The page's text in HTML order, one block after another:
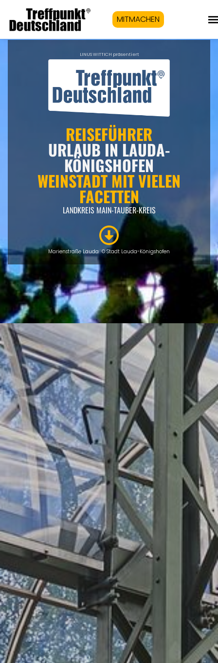
MITMACHEN
LINUS WITTICH präsentiert
REISEFÜHRER
URLAUB IN LAUDA-
KÖNIGSHOFEN
WEINSTADT MIT VIELEN
FACETTEN
LANDKREIS MAIN-TAUBER-KREIS
Marienstraße Lauda © Stadt Lauda-Königshofen
ÜBERSICHT